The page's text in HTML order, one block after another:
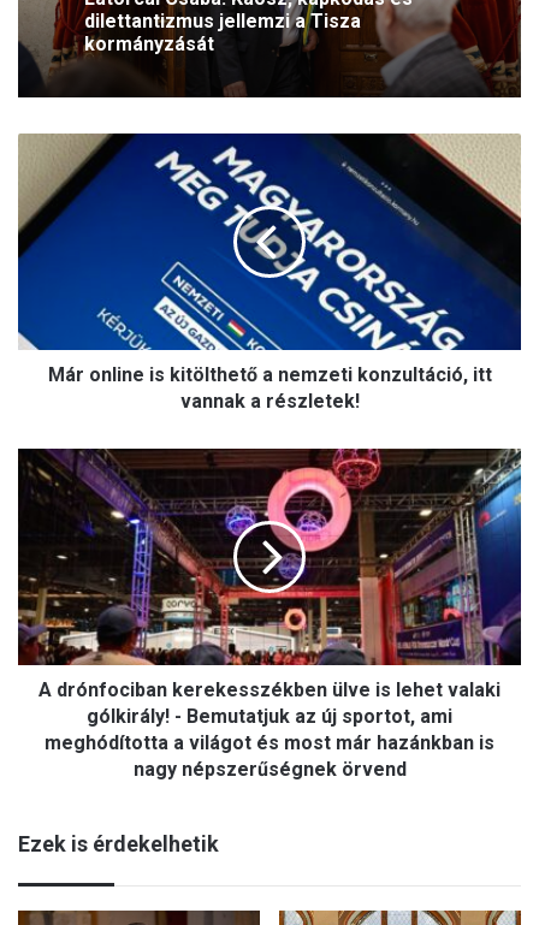
dilettantizmus jellemzi a Tisza
kormányzását
kitölthető
vannak
Már online is kitölthető a nemzeti konzultáció, itt
vannak a részletek!
A
drónfociban
kerekesszékben
lehet
valaki
gólkirály!
-
Bemutatjuk
a
és
most
A drónfociban kerekesszékben ülve is lehet valaki
gólkirály! - Bemutatjuk az új sportot, ami
meghódította a világot és most már hazánkban is
nagy népszerűségnek örvend
Ezek is érdekelhetik